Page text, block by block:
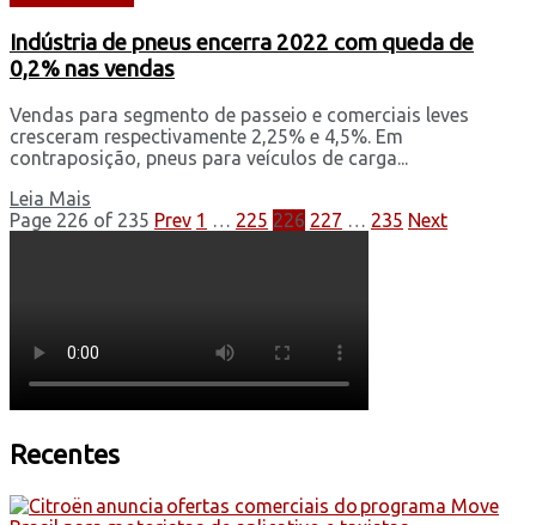
Indústria de pneus encerra 2022 com queda de
0,2% nas vendas
Vendas para segmento de passeio e comerciais leves
cresceram respectivamente 2,25% e 4,5%. Em
contraposição, pneus para veículos de carga...
Leia Mais
Page 226 of 235 Prev 1 … 225 226 227 … 235 Next
Recentes